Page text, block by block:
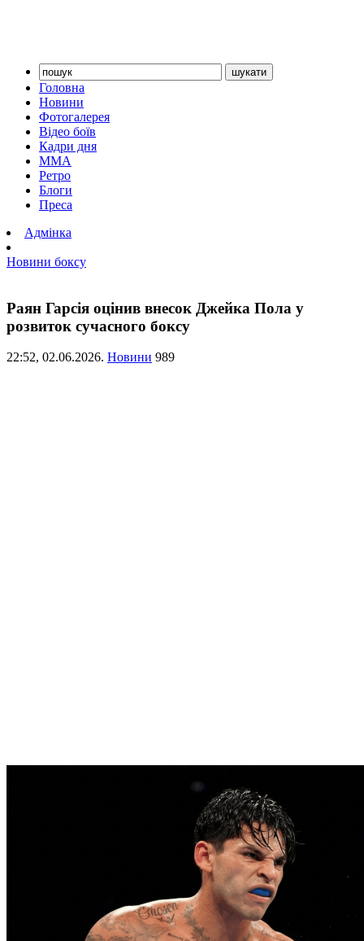
Головна
Новини
Фотогалерея
Відео боїв
Кадри дня
ММА
Ретро
Блоги
Преса
Адмінка
Новини боксу
Раян Гарсія оцінив внесок Джейка Пола у
розвиток сучасного боксу
22:52, 02.06.2026. Новини 989